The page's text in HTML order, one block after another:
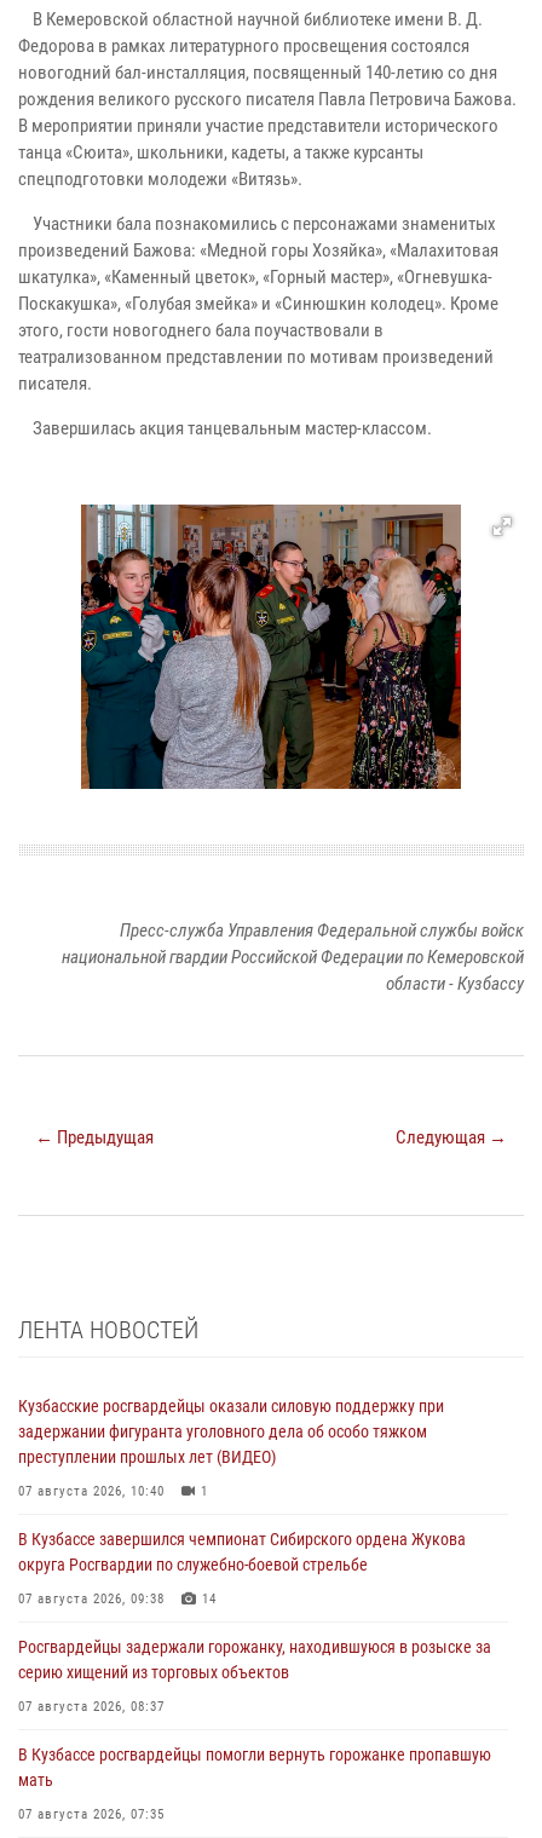
В Кемеровской областной научной библиотеке имени В. Д.
Федорова в рамках литературного просвещения состоялся
новогодний бал-инсталляция, посвященный 140-летию со дня
рождения великого русского писателя Павла Петровича Бажова.
В мероприятии приняли участие представители исторического
танца «Сюита», школьники, кадеты, а также курсанты
спецподготовки молодежи «Витязь».
Участники бала познакомились с персонажами знаменитых
произведений Бажова: «Медной горы Хозяйка», «Малахитовая
шкатулка», «Каменный цветок», «Горный мастер», «Огневушка-
Поскакушка», «Голубая змейка» и «Синюшкин колодец». Кроме
этого, гости новогоднего бала поучаствовали в
театрализованном представлении по мотивам произведений
писателя.
Завершилась акция танцевальным мастер-классом.
Пресс-служба Управления Федеральной службы войск
национальной гвардии Российской Федерации по Кемеровской
области - Кузбассу
← Предыдущая Следующая →
ЛЕНТА НОВОСТЕЙ
Кузбасские росгвардейцы оказали силовую поддержку при
задержании фигуранта уголовного дела об особо тяжком
преступлении прошлых лет (ВИДЕО)
07 августа 2026, 10:40 1
В Кузбассе завершился чемпионат Сибирского ордена Жукова
округа Росгвардии по служебно-боевой стрельбе
07 августа 2026, 09:38 14
Росгвардейцы задержали горожанку, находившуюся в розыске за
серию хищений из торговых объектов
07 августа 2026, 08:37
В Кузбассе росгвардейцы помогли вернуть горожанке пропавшую
мать
07 августа 2026, 07:35